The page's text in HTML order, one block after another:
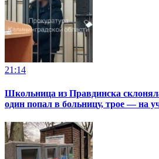
21:14
Школьница из Правдинска
один попал в больницу, трое — на